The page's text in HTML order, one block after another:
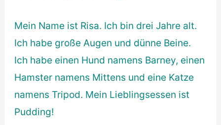
Mein Name ist Risa. Ich bin drei Jahre alt.
Ich habe große Augen und dünne Beine.
Ich habe einen Hund namens Barney, einen
Hamster namens Mittens und eine Katze
namens Tripod. Mein Lieblingsessen ist
Pudding!